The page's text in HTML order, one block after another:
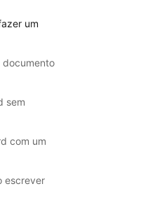
um
documento
sem
com um
escrever